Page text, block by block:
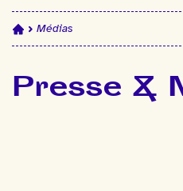
Médias
Presse &